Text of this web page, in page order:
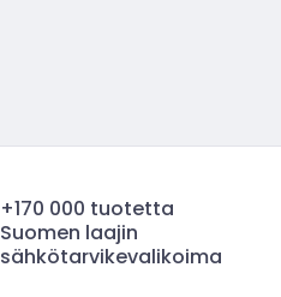
+170 000 tuotetta
Suomen laajin
sähkötarvikevalikoima